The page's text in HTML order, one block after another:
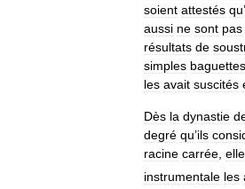
soient attestés qu’
aussi ne sont pas
résultats de
simples baguettes
les avait suscités
Dès la dynastie
degré qu’ils
racine carrée elle
instrumentale les